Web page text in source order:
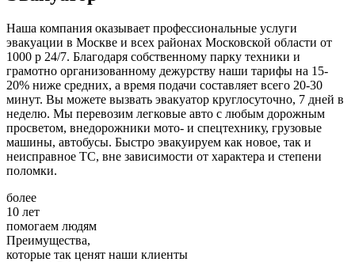
Наша компания оказывает профессиональные услуги
эвакуации в Москве и всех районах Московской области от
1000 р 24/7. Благодаря собственному парку техники и
грамотно организованному дежурству наши тарифы на 15-
20% ниже средних, а время подачи составляет всего 20-30
минут. Вы можете вызвать эвакуатор круглосуточно, 7 дней в
неделю. Мы перевозим легковые авто с любым дорожным
просветом, внедорожники мото- и спецтехнику, грузовые
машины, автобусы. Быстро эвакуируем как новое, так и
неисправное ТС, вне зависимости от характера и степени
поломки.
более
10 лет
помогаем людям
Преимущества,
которые так ценят наши клиенты